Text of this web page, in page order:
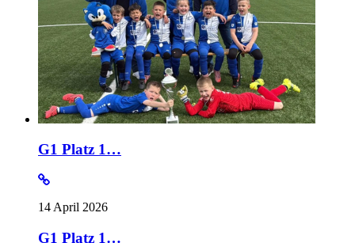
G1 Platz 1…
14 April 2026
G1 Platz 1…